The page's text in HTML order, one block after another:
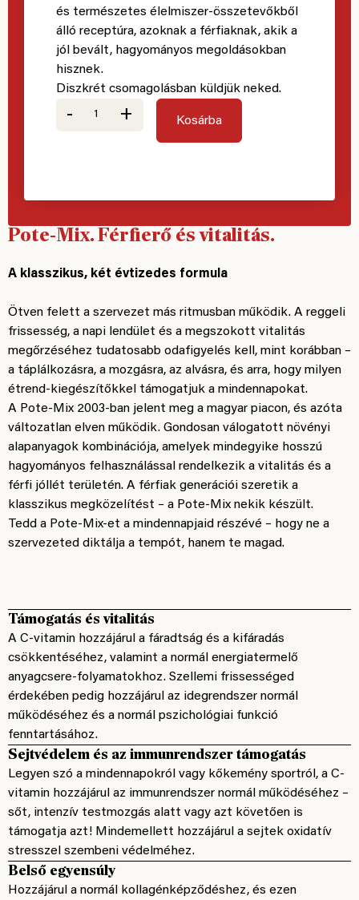
és természetes élelmiszer-összetevőkből
álló receptúra, azoknak a férfiaknak, akik a
jól bevált, hagyományos megoldásokban
hisznek.
Diszkrét csomagolásban küldjük neked.
- + Kosárba
Pote-Mix. Férfierő és vitalitás.
A klasszikus, két évtizedes formula
Ötven felett a szervezet más ritmusban működik. A reggeli
frissesség, a napi lendület és a megszokott vitalitás
megőrzéséhez tudatosabb odafigyelés kell, mint korábban –
a táplálkozásra, a mozgásra, az alvásra, és arra, hogy milyen
étrend-kiegészítőkkel támogatjuk a mindennapokat.
A Pote-Mix 2003-ban jelent meg a magyar piacon, és azóta
változatlan elven működik. Gondosan válogatott növényi
alapanyagok kombinációja, amelyek mindegyike hosszú
hagyományos felhasználással rendelkezik a vitalitás és a
férfi jóllét területén. A férfiak generációi szeretik a
klasszikus megközelítést – a Pote-Mix nekik készült.
Tedd a Pote-Mix-et a mindennapjaid részévé – hogy ne a
szervezeted diktálja a tempót, hanem te magad.
Támogatás és vitalitás
A C-vitamin hozzájárul a fáradtság és a kifáradás
csökkentéséhez, valamint a normál energiatermelő
anyagcsere-folyamatokhoz. Szellemi frissességed
érdekében pedig hozzájárul az idegrendszer normál
működéséhez és a normál pszichológiai funkció
fenntartásához.
Sejtvédelem és az immunrendszer támogatás
Legyen szó a mindennapokról vagy kőkemény sportról, a C-
vitamin hozzájárul az immunrendszer normál működéséhez –
sőt, intenzív testmozgás alatt vagy azt követően is
támogatja azt! Mindemellett hozzájárul a sejtek oxidatív
stresszel szembeni védelméhez.
Belső egyensúly
Hozzájárul a normál kollagénképződéshez, és ezen